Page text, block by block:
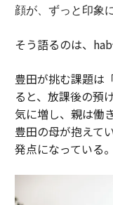
顔が、ずっと印象
そう語るのは、
豊田が挑む課題は
ると、放課後の預
気に増し、親は働
豊田の母が抱えて
発点になっている。